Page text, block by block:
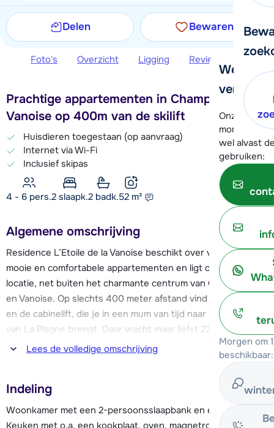
We
verder!
Onze
moment
wel alvast
gebruiken:
Morgen om
beschikbaar:
Delen Bewaren
Foto's Overzicht Ligging Reviews
Prachtige appartementen in Champagny en
Vanoise op 400m van de skilift
Huisdieren toegestaan (op aanvraag)
Internet via Wi-Fi
Inclusief skipas
4 - 6 pers.2 slaapk.2 badk.52 m²
Algemene omschrijving
Residence L’Etoile de la Vanoise beschikt over verschillende
mooie en comfortabele appartementen en ligt op een mooie
locatie, net buiten het charmante centrum van Champagny
en Vanoise. Op slechts 400 meter afstand vind je de piste
en de cabinelift, die je in een mum van tijd naar het skigebied
van La Plagne brengt. Daar wacht maar liefst 225 kilometer
aan pistes op je! Aan het einde van de dag kan je via twee
Faciliteiten als een skischool, sportwinkels met skiverhuur,
supermarkt, restaurants en bars zijn allemaal te vinden in
het centrum. Verder heeft het dorp o.a. een openbaar
Lees de volledige omschrijving
Indeling
Woonkamer met een 2-persoonsslaapbank en een televisie.